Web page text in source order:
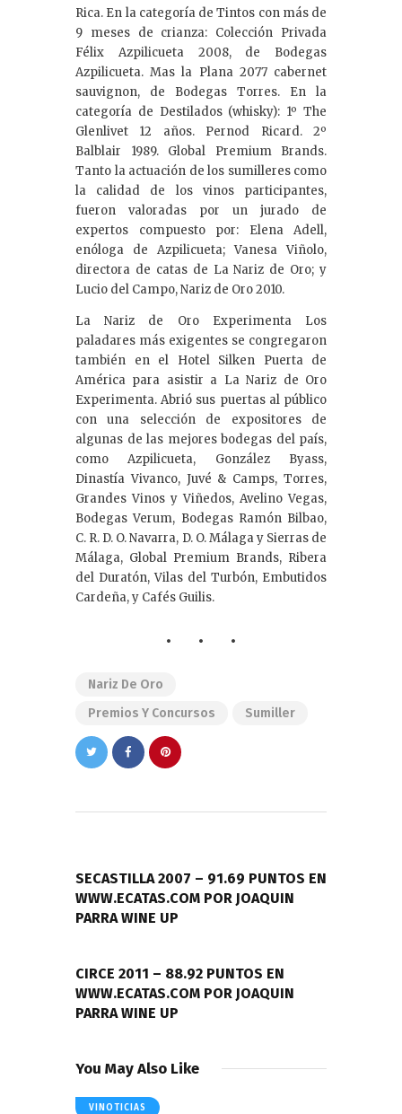
Rica. En la categoría de Tintos con más de
9 meses de crianza: Colección Privada
Félix Azpilicueta 2008, de Bodegas
Azpilicueta. Mas la Plana 2077 cabernet
sauvignon, de Bodegas Torres. En la
categoría de Destilados (whisky): 1º The
Glenlivet 12 años. Pernod Ricard. 2º
Balblair 1989. Global Premium Brands.
Tanto la actuación de los sumilleres como
la calidad de los vinos participantes,
fueron valoradas por un jurado de
expertos compuesto por: Elena Adell,
enóloga de Azpilicueta; Vanesa Viñolo,
directora de catas de La Nariz de Oro; y
Lucio del Campo, Nariz de Oro 2010.
La Nariz de Oro Experimenta Los
paladares más exigentes se congregaron
también en el Hotel Silken Puerta de
América para asistir a La Nariz de Oro
Experimenta. Abrió sus puertas al público
con una selección de expositores de
algunas de las mejores bodegas del país,
como Azpilicueta, González Byass,
Dinastía Vivanco, Juvé & Camps, Torres,
Grandes Vinos y Viñedos, Avelino Vegas,
Bodegas Verum, Bodegas Ramón Bilbao,
C. R. D. O. Navarra, D. O. Málaga y Sierras de
Málaga, Global Premium Brands, Ribera
del Duratón, Vilas del Turbón, Embutidos
Cardeña, y Cafés Guilis.
Nariz De Oro
Premios Y Concursos
Sumiller
entradas
SECASTILLA 2007 – 91.69 PUNTOS EN
WWW.ECATAS.COM POR JOAQUIN
PARRA WINE UP
CIRCE 2011 – 88.92 PUNTOS EN
WWW.ECATAS.COM POR JOAQUIN
PARRA WINE UP
You May Also Like
VINOTICIAS